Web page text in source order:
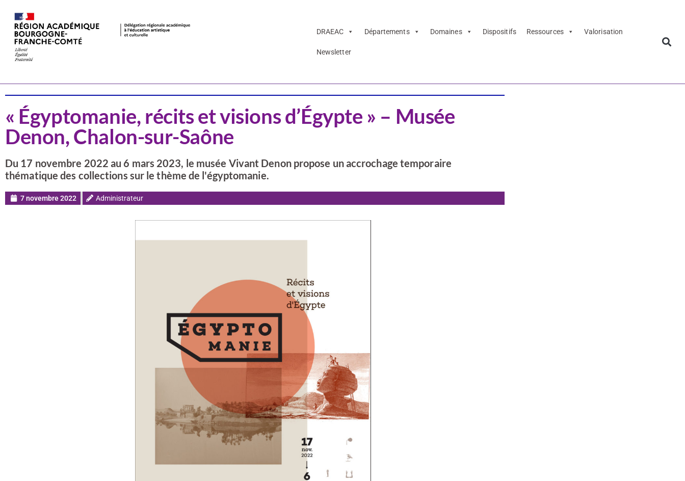
DRAEAC Départements Domaines Dispositifs Ressources Valorisation
Newsletter
« Égyptomanie, récits et visions d’Égypte » – Musée
Denon, Chalon-sur-Saône
Du 17 novembre 2022 au 6 mars 2023, le musée Vivant Denon propose un accrochage temporaire
thématique des collections sur le thème de l'égyptomanie.
7 novembre 2022 Administrateur